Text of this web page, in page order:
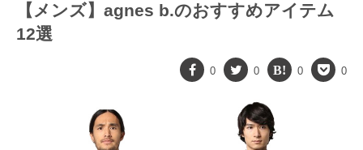
【メンズ】agnes b.のおすすめアイテム
12選
0 0 0 0